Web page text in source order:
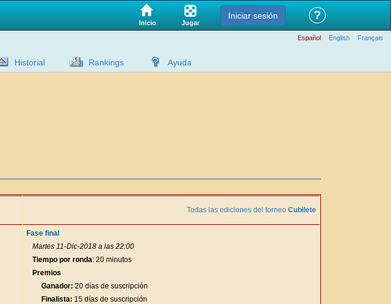
Inicio Jugar
Iniciar sesión ?
Español English Français
Historial Rankings Ayuda
Todas las ediciones del torneo Cubilete
Fase final
Martes 11-Dic-2018 a las 22:00
Tiempo por ronda: 20 minutos
Premios
Ganador: 20 días de suscripción
Finalista: 15 días de suscripción